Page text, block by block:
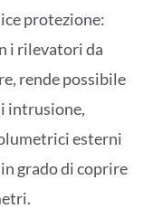
protezione:
i rilevatori da
rende possibile
intrusione,
esterni
grado di coprire